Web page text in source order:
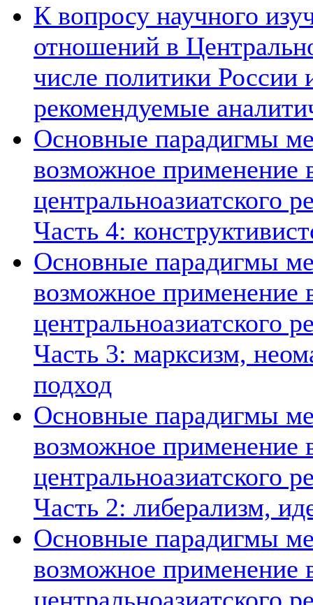
К вопросу научного
отношений в
числе политики России
рекомендуемые
Основные парадигмы
возможное применение
центральноазиатского
Часть 4:
Основные парадигмы
возможное применение
центральноазиатского
Часть 3: марксизм,
подход
Основные парадигмы
возможное применение
центральноазиатского
Часть 2: либерализм,
Основные парадигмы
возможное применение